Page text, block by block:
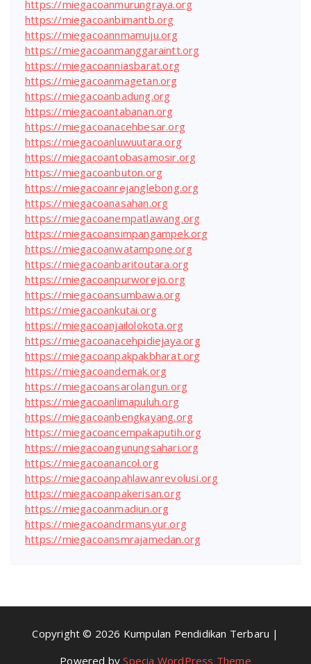
https://miegacoanmurungraya.org
https://miegacoanbimantb.org
https://miegacoannmamuju.org
https://miegacoanmanggaraintt.org
https://miegacoanniasbarat.org
https://miegacoanmagetan.org
https://miegacoanbadung.org
https://miegacoantabanan.org
https://miegacoanacehbesar.org
https://miegacoanluwuutara.org
https://miegacoantobasamosir.org
https://miegacoanbuton.org
https://miegacoanrejanglebong.org
https://miegacoanasahan.org
https://miegacoanempatlawang.org
https://miegacoansimpangampek.org
https://miegacoanwatampone.org
https://miegacoanbaritoutara.org
https://miegacoanpurworejo.org
https://miegacoansumbawa.org
https://miegacoankutai.org
https://miegacoanjailolokota.org
https://miegacoanacehpidiejaya.org
https://miegacoanpakpakbharat.org
https://miegacoandemak.org
https://miegacoansarolangun.org
https://miegacoanlimapuluh.org
https://miegacoanbengkayang.org
https://miegacoancempakaputih.org
https://miegacoangunungsahari.org
https://miegacoanancol.org
https://miegacoanpahlawanrevolusi.org
https://miegacoanpakerisan.org
https://miegacoanmadiun.org
https://miegacoandrmansyur.org
https://miegacoansmrajamedan.org
Copyright © 2026 Kumpulan Pendidikan Terbaru |
Powered bySpecia WordPress Theme